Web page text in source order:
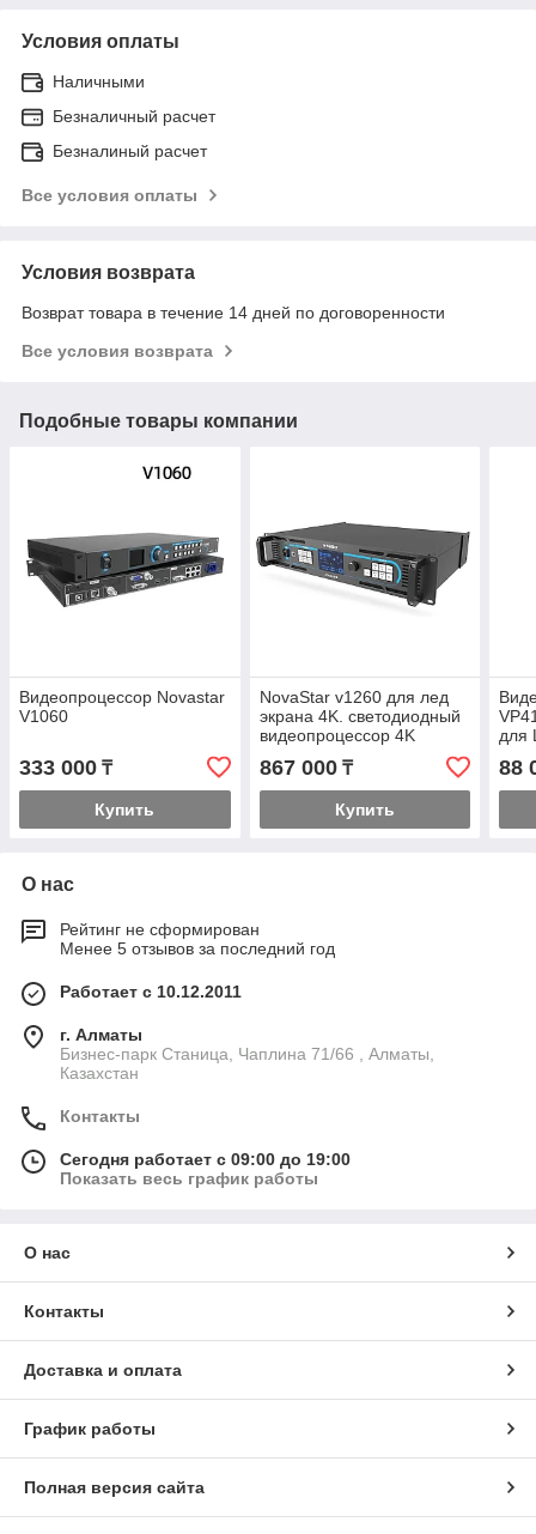
Условия оплаты
Наличными
Безналичный расчет
Безналиный расчет
Все условия оплаты
Условия возврата
Возврат товара в течение 14 дней по договоренности
Все условия возврата
Подобные товары компании
Видеопроцессор Novastar
V1060
333 000 ₸
Купить
NovaStar v1260 для лед
экрана 4K. светодиодный
видеопроцессор 4K
867 000₸
Купить
для
88
О нас
Рейтинг не сформирован
Менее 5 отзывов за последний год
Работает с 10.12.2011
г. Алматы
Бизнес-парк Станица, Чаплина 71/66 , Алматы,
Казахстан
Контакты
Сегодня работает с 09:00 до 19:00
Показать весь график работы
О нас
Контакты
Доставка и оплата
График работы
Полная версия сайта